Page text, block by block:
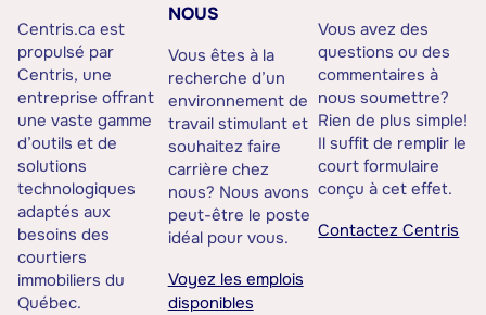
Centris.ca est
propulsé par
Centris, une
entreprise offrant
une vaste gamme
d’outils et de
solutions
technologiques
adaptés aux
besoins des
courtiers
immobiliers du
Québec.
NOUS
Vous êtes à la
recherche d’un
environnement de
travail stimulant et
souhaitez faire
carrière chez
nous? Nous avons
peut-être le poste
idéal pour vous.
Voyez les emplois
disponibles
Vous avez des
questions ou des
commentaires à
nous soumettre?
Rien de plus simple!
Il suffit de remplir le
court formulaire
conçu à cet effet.
Contactez Centris